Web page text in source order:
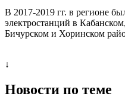
В 2017-2019 гг. в регионе
электростанций в
Бичурском и Хоринском
↓
Новости по теме